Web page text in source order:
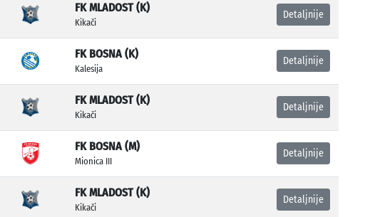
FK MLADOST (K)
Kikači
Detaljnije
FK BOSNA (K)
Kalesija
Detaljnije
FK MLADOST (K)
Kikači
Detaljnije
FK BOSNA (M)
Mionica III
Detaljnije
FK MLADOST (K)
Kikači
Detaljnije